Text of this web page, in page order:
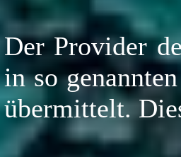
Der Provider
in so
übermittelt.